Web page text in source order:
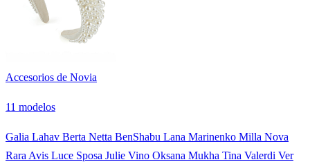
Accesorios de Novia
11 modelos
Galia Lahav Berta Netta BenShabu Lana Marinenko Milla Nova
Rara Avis Luce Sposa Julie Vino Oksana Mukha Tina Valerdi Ver